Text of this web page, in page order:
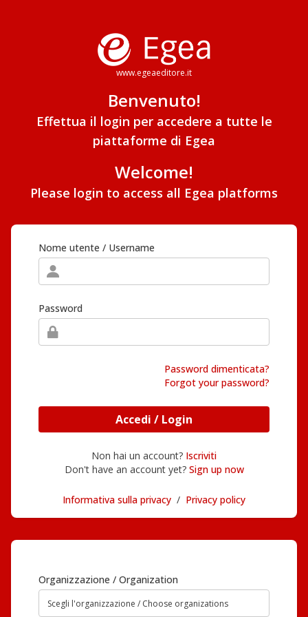
www.egeaeditore.it
Benvenuto!
Effettua il login per accedere a tutte le
piattaforme di Egea
Welcome!
Please login to access all Egea platforms
Nome utente / Username
Password
Password dimenticata?
Forgot your password?
Accedi / Login
Non hai un account? Iscriviti
Don't have an account yet? Sign up now
Informativa sulla privacy / Privacy policy
Organizzazione / Organization